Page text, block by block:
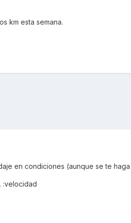
km esta semana.
en condiciones (aunque se te haga
:velocidad